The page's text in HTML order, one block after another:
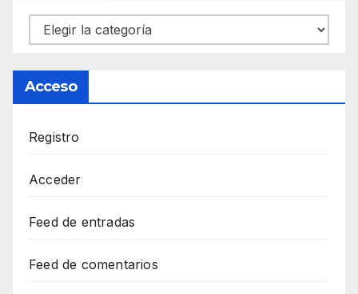
Categorías
Acceso
Registro
Acceder
Feed de entradas
Feed de comentarios